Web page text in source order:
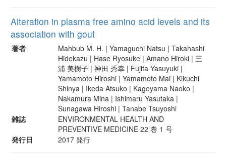
Alteration in plasma free amino acid levels and its
association with gout
著者
Mahbub M. H. | Yamaguchi Natsu | Takahashi
Hidekazu | Hase Ryosuke | Amano Hiroki | 三
浦 美樹子 | 神田 秀幸 | Fujita Yasuyuki |
Yamamoto Hiroshi | Yamamoto Mai | Kikuchi
Shinya | Ikeda Atsuko | Kageyama Naoko |
Nakamura Mina | Ishimaru Yasutaka |
Sunagawa Hiroshi | Tanabe Tsuyoshi
雑誌
ENVIRONMENTAL HEALTH AND
PREVENTIVE MEDICINE 22 巻 1 号
発行日
2017 発行